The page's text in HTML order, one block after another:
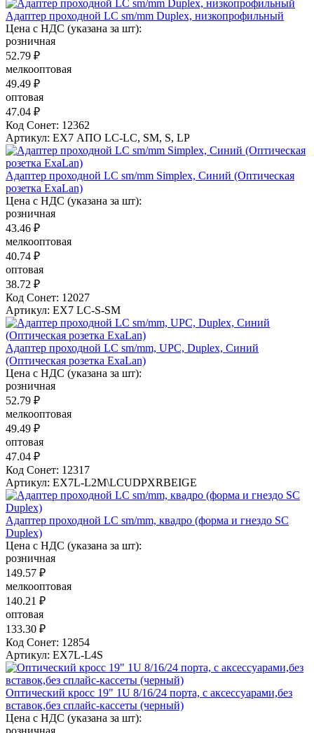
Адаптер проходной LC sm/mm Duplex, низкопрофильный
Цена с НДС (указана за шт):
розничная
52.79 ₽
мелкооптовая
49.49 ₽
оптовая
47.04 ₽
Код Сонет: 12362
Артикул: EX7 АПО LC-LC, SM, S, LP
Адаптер проходной LC sm/mm Simplex, Синий (Оптическая
розетка ExaLan)
Цена с НДС (указана за шт):
розничная
43.46 ₽
мелкооптовая
40.74 ₽
оптовая
38.72 ₽
Код Сонет: 12027
Артикул: EX7 LC-S-SM
Адаптер проходной LC sm/mm, UPC, Duplex, Синий
(Оптическая розетка ExaLan)
Цена с НДС (указана за шт):
розничная
52.79 ₽
мелкооптовая
49.49 ₽
оптовая
47.04 ₽
Код Сонет: 12317
Артикул: EX7L-L2M\LCUDPXRBEIGE
Адаптер проходной LС sm/mm, квадро (форма и гнездо SC
Duplex)
Цена с НДС (указана за шт):
розничная
149.57 ₽
мелкооптовая
140.21 ₽
оптовая
133.30 ₽
Код Сонет: 12854
Артикул: EX7L-L4S
Оптический кросс 19" 1U 8/16/24 порта, с аксессуарами,без
вставок,без сплайс-кассеты (черный)
Цена с НДС (указана за шт):
розничная